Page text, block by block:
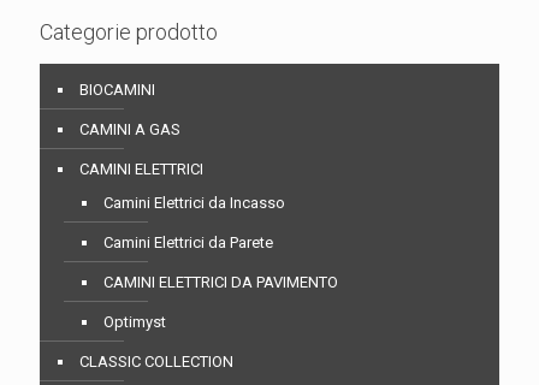
Categorie prodotto
BIOCAMINI
CAMINI A GAS
CAMINI ELETTRICI
Camini Elettrici da Incasso
Camini Elettrici da Parete
CAMINI ELETTRICI DA PAVIMENTO
Optimyst
CLASSIC COLLECTION